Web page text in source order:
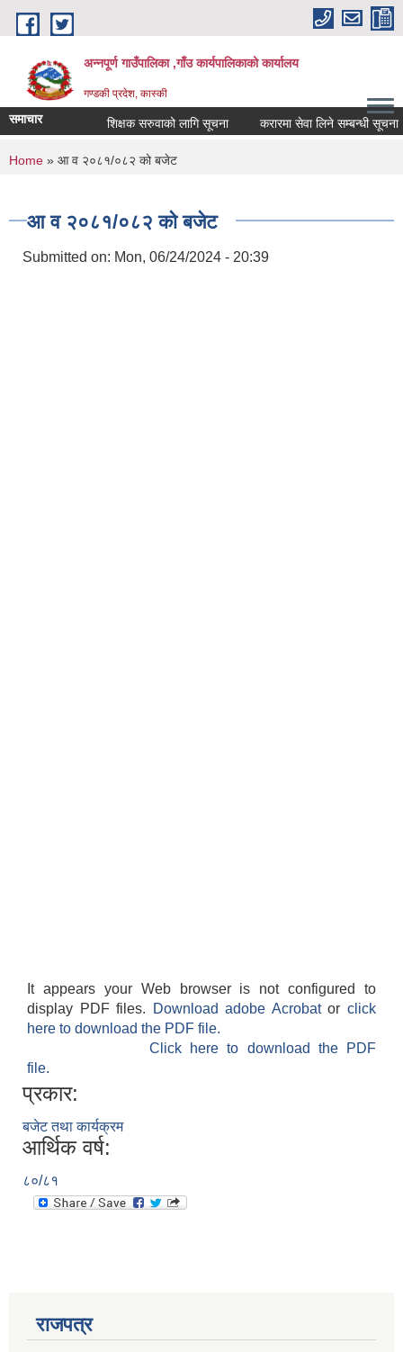
Skip to main content
अन्नपूर्ण गाउँपालिका ,गाँउ कार्यपालिकाको कार्यालय
गण्डकी प्रदेश, कास्की
समाचार शिक्षक सरुवाको लागि सूचना करारमा सेवा लिने सम्बन्धी सूचना ।
You are here
Home » आ व २०८१/०८२ को बजेट
आ व २०८१/०८२ को बजेट
Submitted on: Mon, 06/24/2024 - 20:39
It appears your Web browser is not configured to
display PDF files.
Download adobe Acrobatorclick
here to download the PDF file.
Click here to download the PDF
file.
प्रकार:
बजेट तथा कार्यक्रम
आर्थिक वर्ष:
८०/८१
राजपत्र